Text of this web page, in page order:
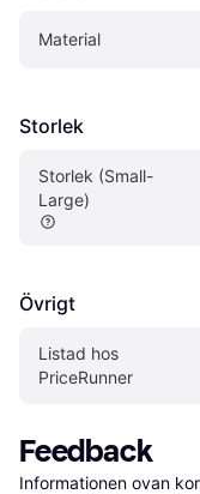
Material
Storlek
Storlek (Small-
Large)
Övrigt
Listad hos
PriceRunner
Feedback
Informationen ovan